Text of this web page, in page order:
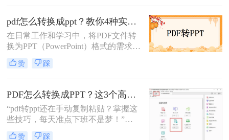
方式展示时，PPT课件则显得尤为适
用。那么pdf如何转为ppt课件呢？本
文将介绍三种将PDF转换为PPT课件
的方法。
pdf怎么转换成ppt？教你4种实用的转换方法！
在日常工作和学习中，将PDF文件转
换为PPT（PowerPoint）格式的需求非
常常见。无论是为了制作演示文稿，
还是为了重新编辑内容，将PDF转换
怎么转换成ppt呢？本文将详细介绍四
种将PDF转换为PPT的方法。
赞 踩
PDF怎么转换成PPT？这3个高效方法让同事追着要教程！
“pdf转ppt还在手动复制粘贴？掌握这
些技巧，每天准点下班不是梦！”作
为一名深耕办公软件测评8年的博
赞 踩